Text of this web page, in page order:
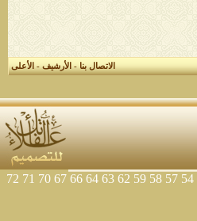
الاتصال بنا-الأرشيف-الأعلى
54
57
58
59
62
63
64
66
67
70
71
72